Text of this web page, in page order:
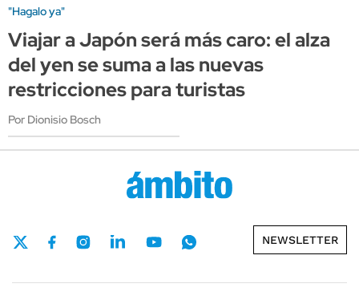
"Hagalo ya"
Viajar a Japón será más caro: el alza
del yen se suma a las nuevas
restricciones para turistas
Por Dionisio Bosch
NEWSLETTER